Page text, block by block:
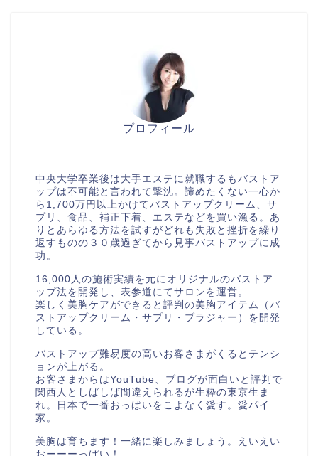
プロフィール
中央大学卒業後は大手エステに就職するもバストア
ップは不可能と言われて撃沈。諦めたくない一心か
ら1,700万円以上かけてバストアップクリーム、サ
プリ、食品、補正下着、エステなどを買い漁る。あ
りとあらゆる方法を試すがどれも失敗と挫折を繰り
返すものの３０歳過ぎてから見事バストアップに成
功。
16,000人の施術実績を元にオリジナルのバストア
ップ法を開発し、表参道にてサロンを運営。
楽しく美胸ケアができると評判の美胸アイテム（バ
ストアップクリーム・サプリ・ブラジャー）を開発
している。
バストアップ難易度の高いお客さまがくるとテンシ
ョンが上がる。
お客さまからはYouTube、ブログが面白いと評判で
関西人としばしば間違えられるが生粋の東京生ま
れ。日本で一番おっぱいをこよなく愛す。愛パイ
家。
美胸は育ちます！一緒に楽しみましょう。えいえい